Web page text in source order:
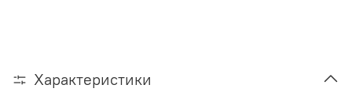
Характеристики